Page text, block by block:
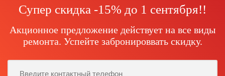
Супер скидка -15% до 1 сентября!!
Акционное предложение действует на все виды
ремонта. Успейте забронироввать скидку.